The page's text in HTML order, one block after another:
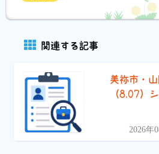
関連する記事
美祢市・
（8.07）
2026年